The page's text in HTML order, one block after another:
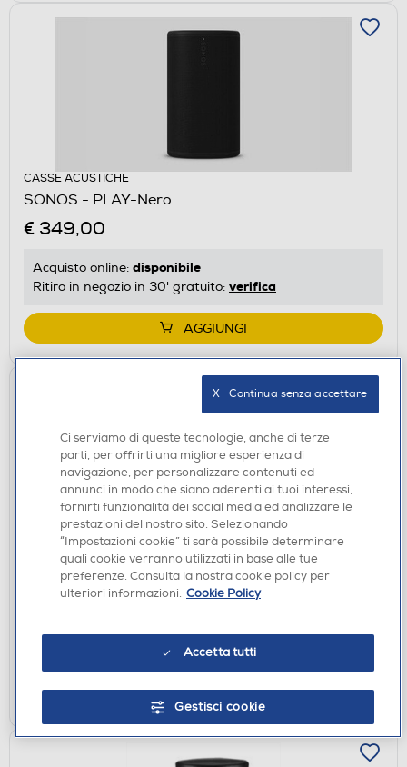
CASSE ACUSTICHE
SONOS - PLAY-Nero
€ 349,00
Acquisto online: disponibile
Ritiro in negozio in 30' gratuito: verifica
AGGIUNGI
CASSE ACUSTICHE
YAMAHA - NS-333BL (Coppia diffusori)-Black
€ 305,00
Ritiro in negozio in 30' gratuito:verifica
AGGIUNGI
Ci serviamo di queste tecnologie, anche di terze
parti, per offrirti una migliore esperienza di
navigazione, per personalizzare contenuti ed
annunci in modo che siano aderenti ai tuoi interessi,
fornirti funzionalità dei social media ed analizzare le
prestazioni del nostro sito. Selezionando
“Impostazioni cookie” ti sarà possibile determinare
quali cookie verranno utilizzati in base alle tue
preferenze. Consulta la nostra cookie policy per
ulteriori informazioni. Cookie Policy
Accetta tutti
Gestisci cookie
X   Continua senza accettare